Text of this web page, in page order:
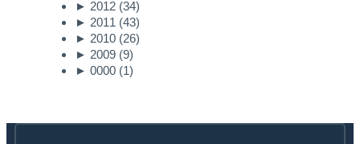
► 2012 (34)
► 2011 (43)
► 2010 (26)
► 2009 (9)
► 0000 (1)